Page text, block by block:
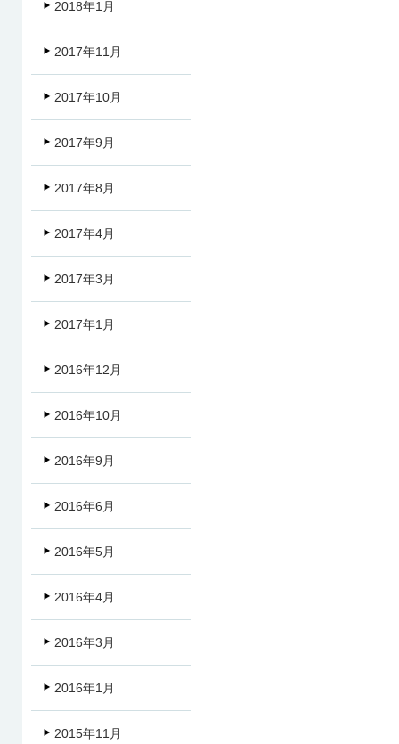
2018年1月
2017年11月
2017年10月
2017年9月
2017年8月
2017年4月
2017年3月
2017年1月
2016年12月
2016年10月
2016年9月
2016年6月
2016年5月
2016年4月
2016年3月
2016年1月
2015年11月